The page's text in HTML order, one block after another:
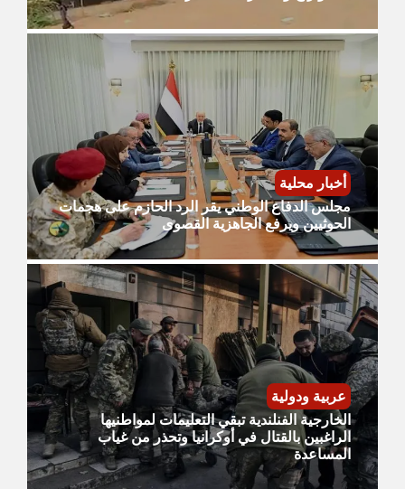
أخبار محلية
مجلس الدفاع الوطني يقر الرد الحازم على هجمات
الحوثيين ويرفع الجاهزية القصوى
عربية ودولية
الخارجية الفنلندية تبقي التعليمات لمواطنيها
الراغبين بالقتال في أوكرانيا وتحذر من غياب
المساعدة